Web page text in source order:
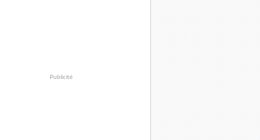
Publicité